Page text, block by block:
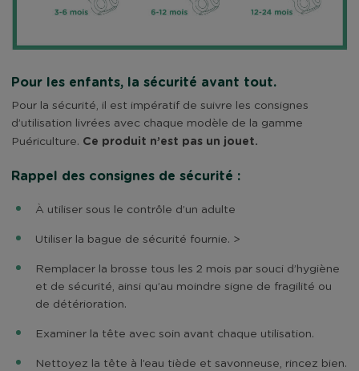
Pour les enfants, la sécurité avant tout.
Pour la sécurité, il est impératif de suivre les consignes
d’utilisation livrées avec chaque modèle de la gamme
Puériculture. Ce produit n’est pas un jouet.
Rappel des consignes de sécurité :
À utiliser sous le contrôle d’un adulte
Utiliser la bague de sécurité fournie. >
Remplacer la brosse tous les 2 mois par souci d’hygiène
et de sécurité, ainsi qu’au moindre signe de fragilité ou
de détérioration.
Examiner la tête avec soin avant chaque utilisation.
Nettoyez la tête à l’eau tiède et savonneuse, rincez bien.